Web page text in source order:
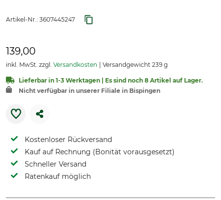
Artikel-Nr.: 3607445247
139,00
inkl. MwSt. zzgl. Versandkosten Versandgewicht 239 g
Lieferbar in 1-3 Werktagen | Es sind noch 8 Artikel auf Lager.
Nicht verfügbar in unserer Filiale in Bispingen
Kostenloser Rückversand
Kauf auf Rechnung (Bonität vorausgesetzt)
Schneller Versand
Ratenkauf möglich